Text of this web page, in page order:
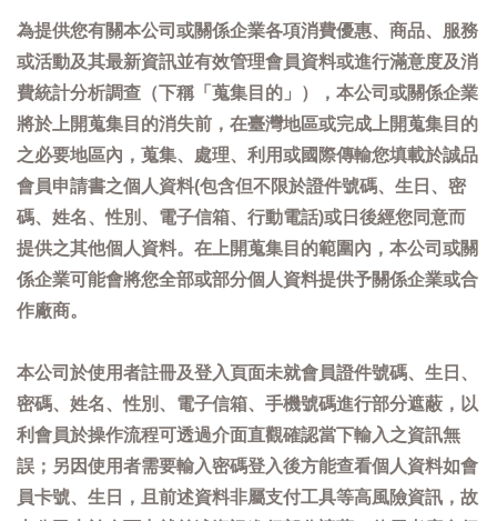
為提供您有關本公司或關係企業各項消費優惠、商品、服務
或活動及其最新資訊並有效管理會員資料或進行滿意度及消
費統計分析調查（下稱「蒐集目的」），本公司或關係企業
將於上開蒐集目的消失前，在臺灣地區或完成上開蒐集目的
之必要地區內，蒐集、處理、利用或國際傳輸您填載於誠品
會員申請書之個人資料(包含但不限於證件號碼、生日、密
碼、姓名、性別、電子信箱、行動電話)或日後經您同意而
提供之其他個人資料。在上開蒐集目的範圍內，本公司或關
係企業可能會將您全部或部分個人資料提供予關係企業或合
作廠商。
本公司於使用者註冊及登入頁面未就會員證件號碼、生日、
密碼、姓名、性別、電子信箱、手機號碼進行部分遮蔽，以
利會員於操作流程可透過介面直觀確認當下輸入之資訊無
誤；另因使用者需要輸入密碼登入後方能查看個人資料如會
員卡號、生日，且前述資料非屬支付工具等高風險資訊，故